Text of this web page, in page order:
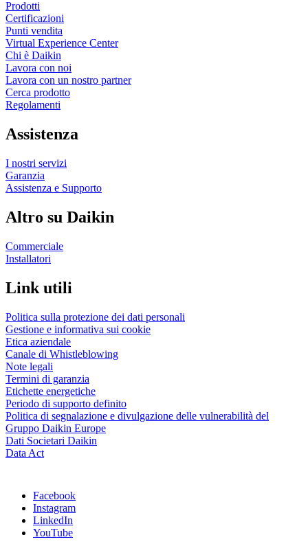
Prodotti
Certificazioni
Punti vendita
Virtual Experience Center
Chi è Daikin
Lavora con noi
Lavora con un nostro partner
Cerca prodotto
Regolamenti
Assistenza
I nostri servizi
Garanzia
Assistenza e Supporto
Altro su Daikin
Commerciale
Installatori
Link utili
Politica sulla protezione dei dati personali
Gestione e informativa sui cookie
Etica aziendale
Canale di Whistleblowing
Note legali
Termini di garanzia
Etichette energetiche
Periodo di supporto definito
Politica di segnalazione e divulgazione delle vulnerabilità del
Gruppo Daikin Europe
Dati Societari Daikin
Data Act
Facebook
Instagram
LinkedIn
YouTube